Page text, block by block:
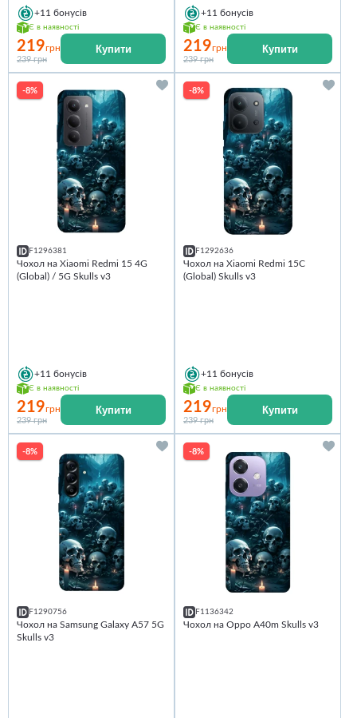
+11 бонусів
Є в наявності
219грн
239 грн
Купити
+11 бонусів
Є в наявності
219грн
239 грн
Купити
-8%
F1296381
Чохол на Xiaomi Redmi 15 4G
(Global) / 5G Skulls v3
+11 бонусів
Є в наявності
219грн
239 грн
Купити
-8%
F1292636
Чохол на Xiaomi Redmi 15C
(Global) Skulls v3
+11 бонусів
Є в наявності
219грн
239 грн
Купити
-8%
F1290756
Чохол на Samsung Galaxy A57 5G
Skulls v3
-8%
F1136342
Чохол на Oppo A40m Skulls v3